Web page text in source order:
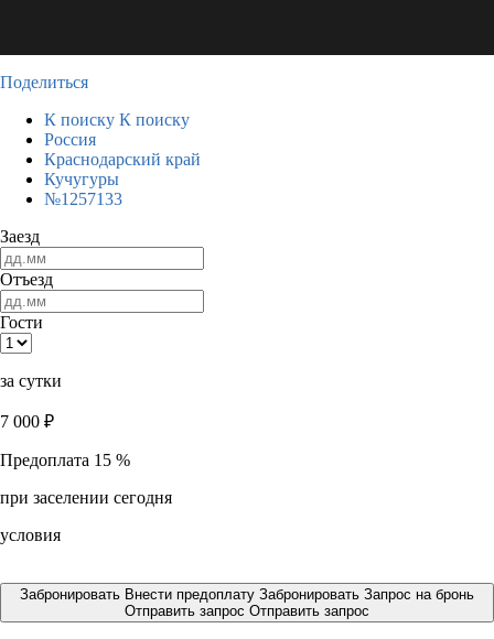
Поделиться
К поиску К поиску
Россия
Краснодарский край
Кучугуры
№1257133
Заезд
Отъезд
Гости
за сутки
7 000 ₽
Предоплата 15 %
при заселении сегодня
условия
Забронировать Внести предоплату Забронировать Запрос на бронь
Отправить запрос Отправить запрос